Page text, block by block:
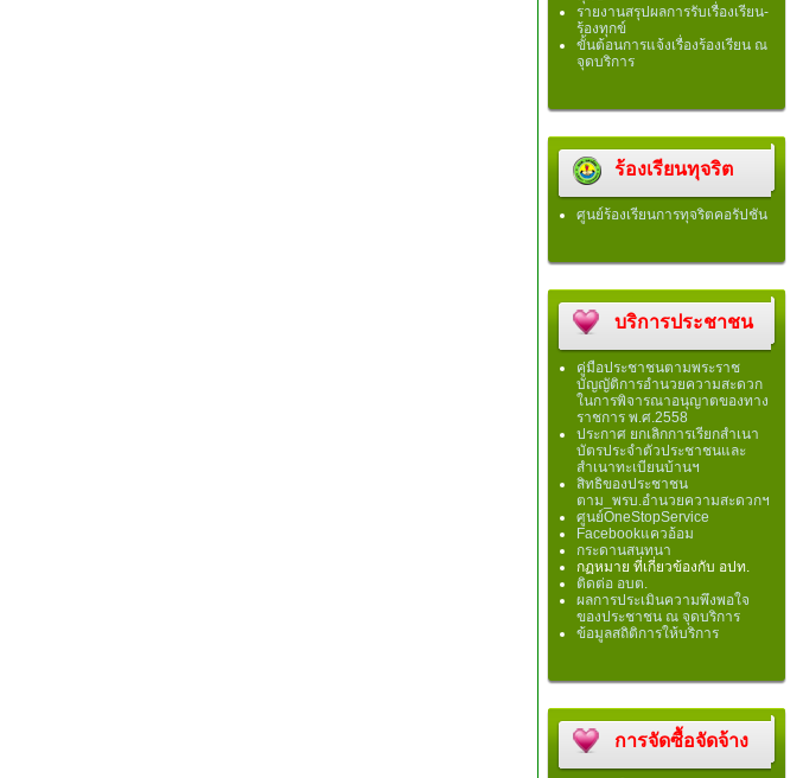
รายงานสรุปผลการรับเรื่องเรียน-
ร้องทุกข์
ขั้นต้อนการแจ้งเรื่องร้องเรียน ณ
จุดบริการ
ร้องเรียนทุจริต
ศูนย์ร้องเรียนการทุจริตคอรัปชัน
บริการประชาชน
คู่มือประชาชนตามพระราช
บัญญัติการอำนวยความสะดวก
ในการพิจารณาอนุญาตของทาง
ราชการ พ.ศ.2558
ประกาศ ยกเลิกการเรียกสำเนา
บัตรประจำตัวประชาชนและ
สำเนาทะเบียนบ้านฯ
สิทธิของประชาชน
ตาม_พรบ.อำนวยความสะดวกฯ
ศูนย์OneStopService
Facebookแควอ้อม
กระดานสนทนา
กฏหมาย ที่เกี่ยวข้องกับ อปท.
ติดต่อ อบต.
ผลการประเมินความพึงพอใจ
ของประชาชน ณ จุดบริการ
ข้อมูลสถิติการให้บริการ
การจัดซื้อจัดจ้าง